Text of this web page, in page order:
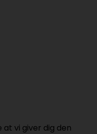
vi giver dig den